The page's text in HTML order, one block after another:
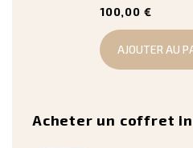
100,00 €
AJOUTER AU
Acheter un coffret